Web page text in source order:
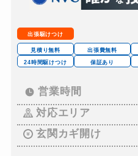
出張駆けつけ
見積り無料 出張費無料
24時間駆けつけ
保証あり
営業時間
対応エリア
玄関カギ開け